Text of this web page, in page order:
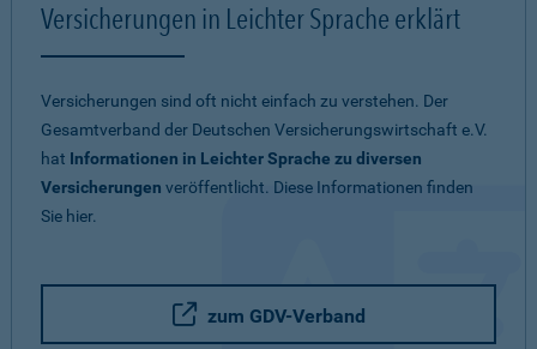
Versicherungen in Leichter Sprache erklärt
Versicherungen sind oft nicht einfach zu verstehen. Der
Gesamtverband der Deutschen Versicherungswirtschaft e.V.
hat Informationen in Leichter Sprache zu diversen
Versicherungen veröffentlicht. Diese Informationen finden
Sie hier.
zum GDV-Verband